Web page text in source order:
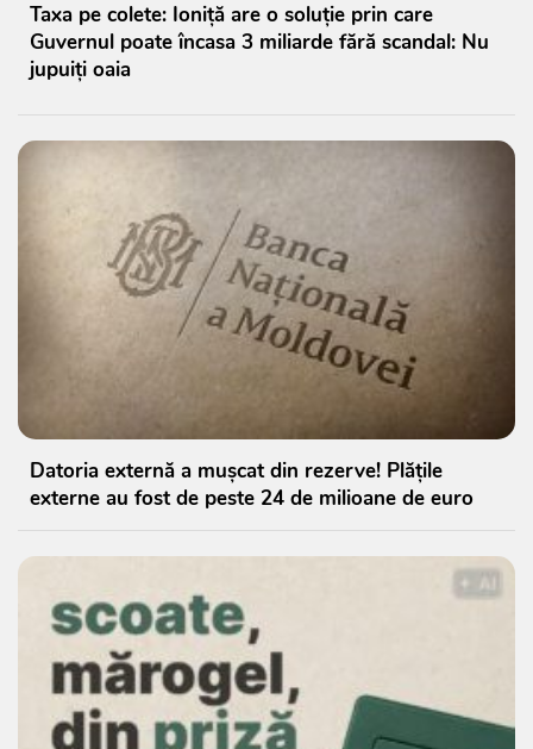
Taxa pe colete: Ioniță are o soluție prin care
Guvernul poate încasa 3 miliarde fără scandal: Nu
jupuiți oaia
Datoria externă a mușcat din rezerve! Plățile
externe au fost de peste 24 de milioane de euro